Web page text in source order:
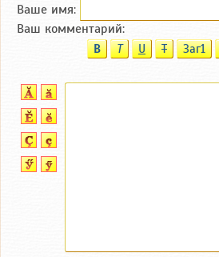
Ваше имя:
Ваш комментарий:
B T U T Заг1